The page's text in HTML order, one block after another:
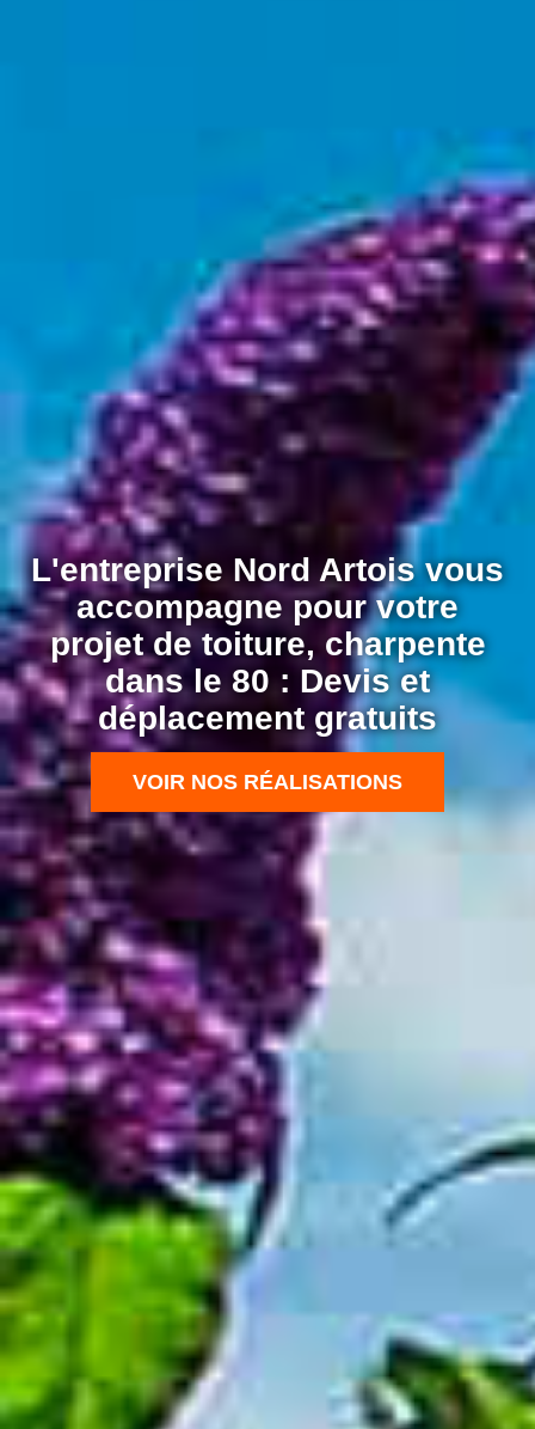
L'entreprise Nord Artois vous
accompagne pour votre
projet de toiture, charpente
dans le 80 : Devis et
déplacement gratuits
VOIR NOS RÉALISATIONS